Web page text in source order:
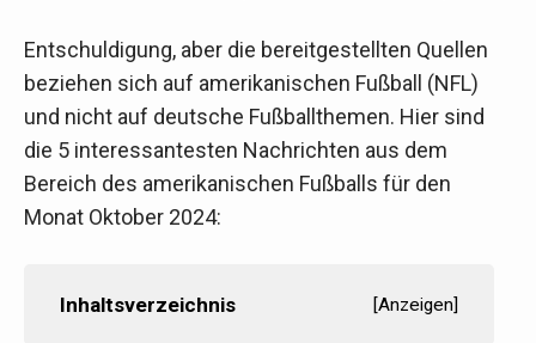
Entschuldigung, aber die bereitgestellten Quellen
beziehen sich auf amerikanischen Fußball (NFL)
und nicht auf deutsche Fußballthemen. Hier sind
die 5 interessantesten Nachrichten aus dem
Bereich des amerikanischen Fußballs für den
Monat Oktober 2024:
Inhaltsverzeichnis [Anzeigen]